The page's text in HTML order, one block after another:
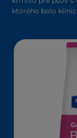
ktorého bolo
ActivBiome+,
pomáha zvládať